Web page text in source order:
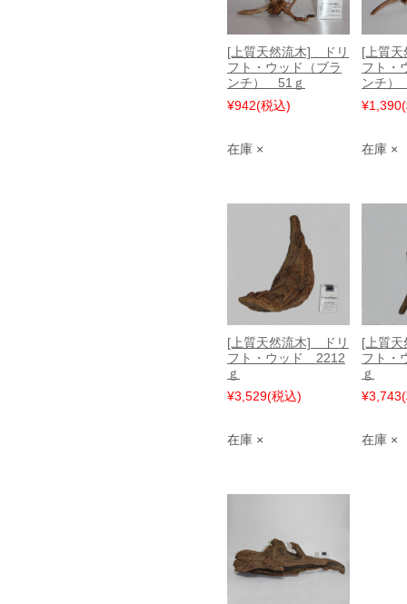
[上質天然流木] ドリ
フト・ウッド（ブラ
ンチ） 51ｇ
¥942(税込)
在庫 ×
[上質
フト・
ンチ
¥1,390
在庫 ×
[上質天然流木] ドリ
フト・ウッド 2212
ｇ
¥3,529(税込)
在庫 ×
[上質
フト・
ｇ
¥3,743
在庫 ×